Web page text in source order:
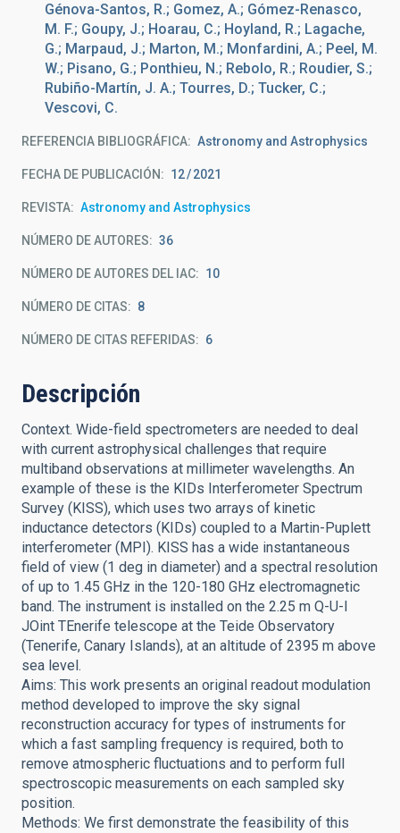
Génova-Santos, R.; Gomez, A.; Gómez-Renasco,
M. F.; Goupy, J.; Hoarau, C.; Hoyland, R.; Lagache,
G.; Marpaud, J.; Marton, M.; Monfardini, A.; Peel, M.
W.; Pisano, G.; Ponthieu, N.; Rebolo, R.; Roudier, S.;
Rubiño-Martín, J. A.; Tourres, D.; Tucker, C.;
Vescovi, C.
REFERENCIA BIBLIOGRÁFICA Astronomy and Astrophysics
FECHA DE PUBLICACIÓN: 12 2021
REVISTA Astronomy and Astrophysics
NÚMERO DE AUTORES 36
NÚMERO DE AUTORES DEL IAC 10
NÚMERO DE CITAS 8
NÚMERO DE CITAS REFERIDAS 6
Descripción
Context. Wide-field spectrometers are needed to deal
with current astrophysical challenges that require
multiband observations at millimeter wavelengths. An
example of these is the KIDs Interferometer Spectrum
Survey (KISS), which uses two arrays of kinetic
inductance detectors (KIDs) coupled to a Martin-Puplett
interferometer (MPI). KISS has a wide instantaneous
field of view (1 deg in diameter) and a spectral resolution
of up to 1.45 GHz in the 120-180 GHz electromagnetic
band. The instrument is installed on the 2.25 m Q-U-I
JOint TEnerife telescope at the Teide Observatory
(Tenerife, Canary Islands), at an altitude of 2395 m above
sea level.
Aims: This work presents an original readout modulation
method developed to improve the sky signal
reconstruction accuracy for types of instruments for
which a fast sampling frequency is required, both to
remove atmospheric fluctuations and to perform full
spectroscopic measurements on each sampled sky
position.
Methods: We first demonstrate the feasibility of this